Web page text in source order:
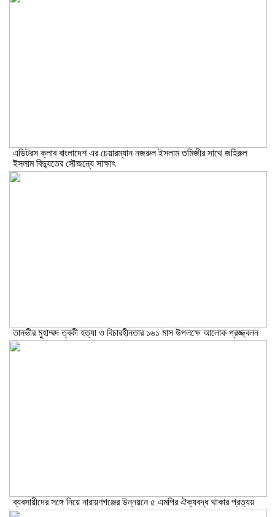
এডিটরস ক্লাব বাংলাদেশ এর চেয়ারম্যান নজরুল ইসলাম তমিজীর সাথে জহিরুল
ইসলাম বিদ্যুতের সৌজন্যে সাক্ষাৎ
তানভীর মুহাম্মদ ত্বকী হত্যা ও বিচারহীনতার ১৬১ মাস উপলক্ষে আলোক প্রজ্জ্বলন
ব্যবসায়ীদের সঙ্গে নিয়ে নারায়ণগঞ্জের উন্নয়নে ৫ এমপির ঐক্যবদ্ধ থাকার প্রত্যয়